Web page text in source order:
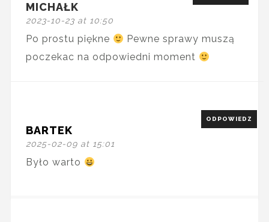
MICHAŁK
2023-10-23 at 10:50
Po prostu piękne
Pewne sprawy muszą
poczekac na odpowiedni moment
BARTEK
2025-02-09 at 15:01
ODPOWIEDZ
Było warto